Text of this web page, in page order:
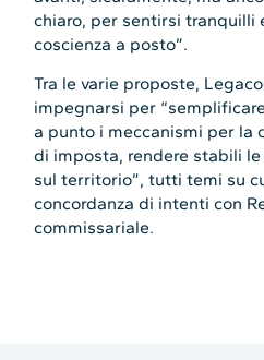
chiaro, per sentirsi tranquilli
coscienza a posto”.
Tra le varie proposte,
impegnarsi per
a punto i meccanismi per la
di imposta, rendere stabili
sul territorio”, tutti temi su
concordanza di intenti con
commissariale.